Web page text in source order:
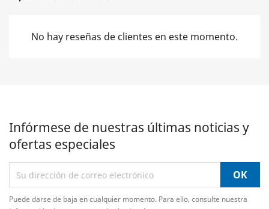
No hay reseñas de clientes en este momento.
Infórmese de nuestras últimas noticias y
ofertas especiales
Puede darse de baja en cualquier momento. Para ello, consulte nuestra